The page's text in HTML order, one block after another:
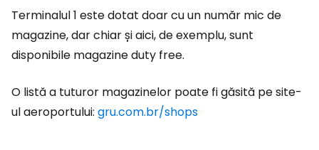
Terminalul 1 este dotat doar cu un număr mic de
magazine, dar chiar și aici, de exemplu, sunt
disponibile magazineduty free.
O listă a tuturor magazinelor poate fi găsită pe site-
ul aeroportului: gru.com.br/shops